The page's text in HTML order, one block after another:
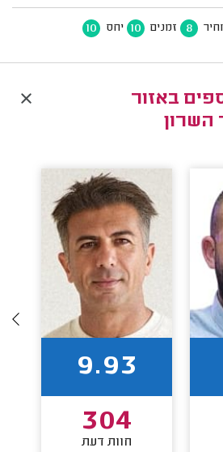
8 זמנים 10 יחס 10
באזור
השרון
9.93
304
חוות דעת